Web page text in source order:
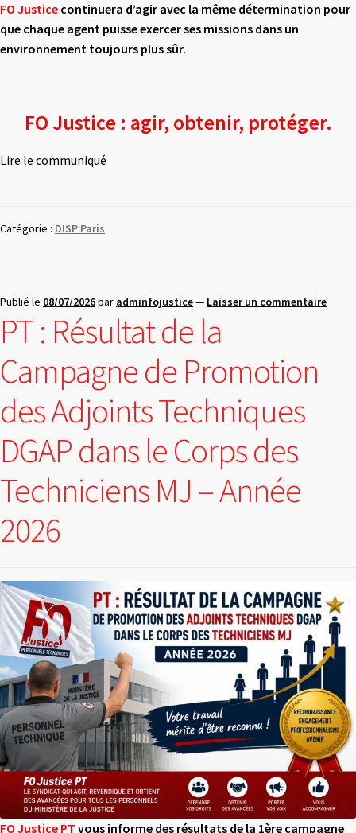
FO Justice continuera d’agir avec la même détermination pour
que chaque agent puisse exercer ses missions dans un
environnement toujours plus sûr.
FO Justice : agir, obtenir, protéger.
Lire le communiqué
Catégorie : DISP Paris
Publié le 08/07/2026par adminfojustice— Laisser un commentaire
PT : Résultat de la
Campagne de Promotion
des Adjoints Techniques
DGAP dans le Corps des
Techniciens MJ – Année
2026
FO Justice PT vous informe des résultats de la 1ère campagne